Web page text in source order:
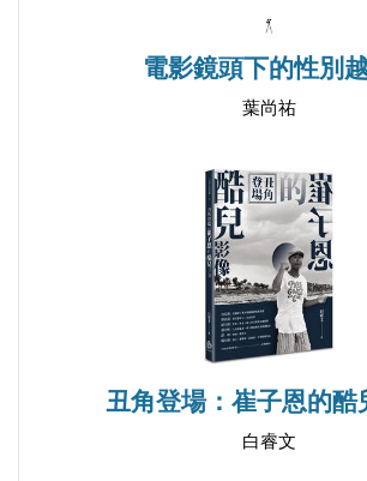
者的這個「座位」也很特別，不在電
個人空間；她欠身入座看電影，我們
描述的電影和思潮世界。不錯，正如
緒加在一起，也有它可觀的知識重量
為介紹一下此書五章的內容。
這本書開頭就以作者一看再看的
讀者進入討論的問題。大致概括起來
幾個重要主題：性別，男女，種族，
情，正義，心智的暴力和個人的尊嚴
大題目一個個作學術論述的話，恐怕
書，而且枯燥無味。這本書反其道而
電影鏡頭下的性別
葉尚祐
丑角登場：崔子恩的酷
白睿文